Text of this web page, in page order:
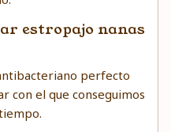
estropajo nanas
perfecto
con el que conseguimos